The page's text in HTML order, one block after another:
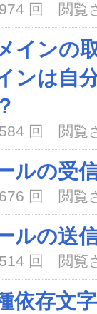
回 閲覧
インの
ンは自
回 閲覧
ルの受
回 閲覧
ルの送
回 閲覧
依存文